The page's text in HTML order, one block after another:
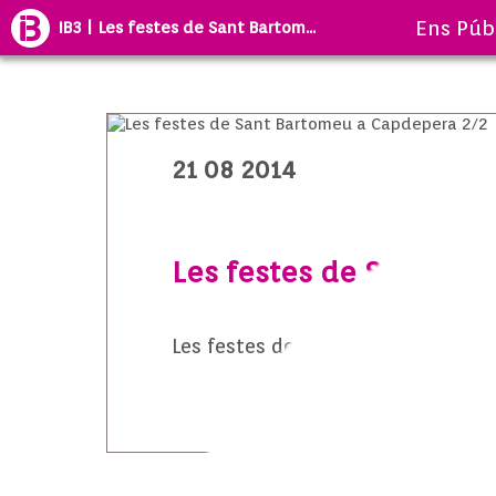
IB3 | Les festes de Sant Bartom... Ens
21 08 2014
Les festes de Sant
Les festes de Sant Bartomeu a